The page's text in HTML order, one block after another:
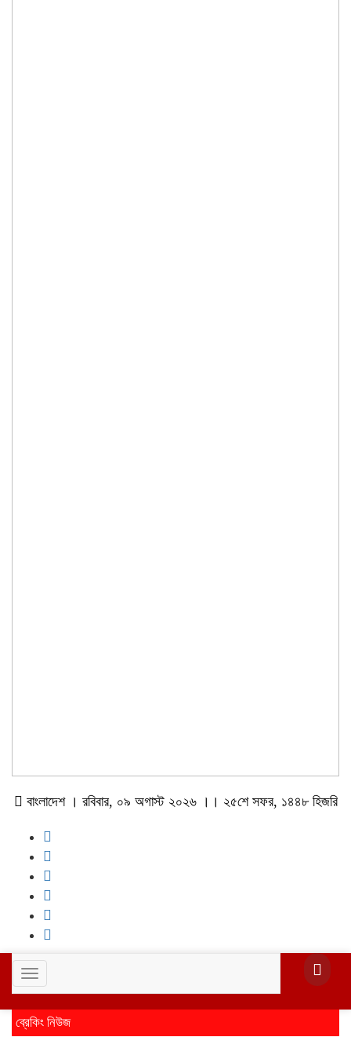
বাংলাদেশ । রবিবার, ০৯ অগাস্ট ২০২৬ ।। ২৫শে সফর, ১৪৪৮ হিজরি
Toggle
navigation
ব্রেকিং নিউজ